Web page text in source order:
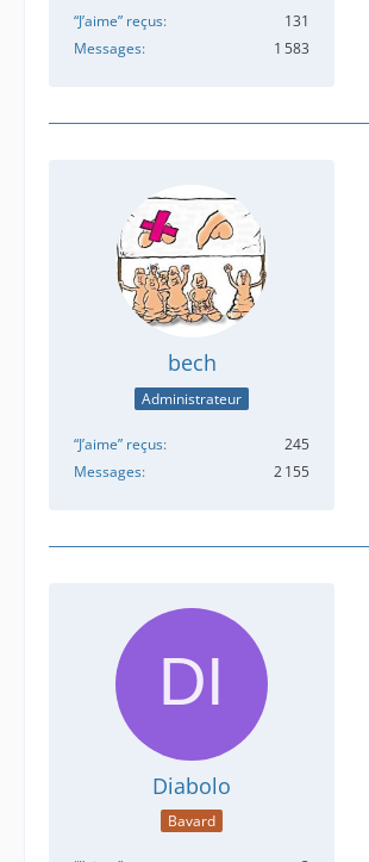
“J’aime” reçus
131
Messages
1 583
bech
Administrateur
“J’aime” reçus
245
Messages
2 155
Diabolo
Bavard